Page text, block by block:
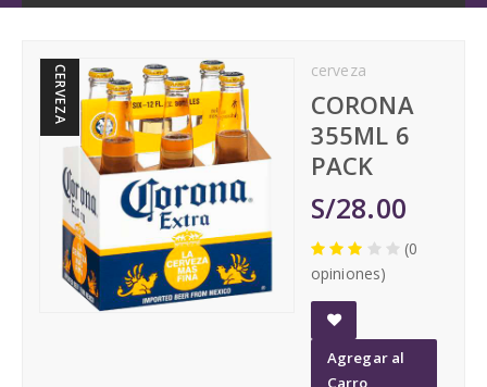
Delivery tragos Arequipa
Whisky
Vino
Cerveza
CERVEZA cerveza
CORONA
355ML 6
PACK
S/28.00
(0
opiniones)
d
Agregar al
Carro